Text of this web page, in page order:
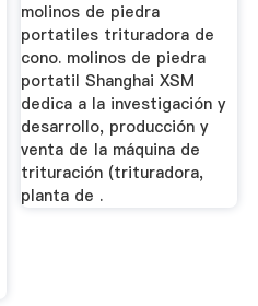
molinos de piedra
portatiles trituradora de
cono. molinos de piedra
portatil Shanghai XSM
dedica a la investigación y
desarrollo, producción y
venta de la máquina de
trituración (trituradora,
planta de .